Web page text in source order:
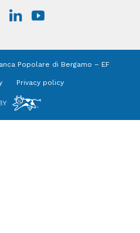
Popolare di Bergamo – EF
Privacy policy